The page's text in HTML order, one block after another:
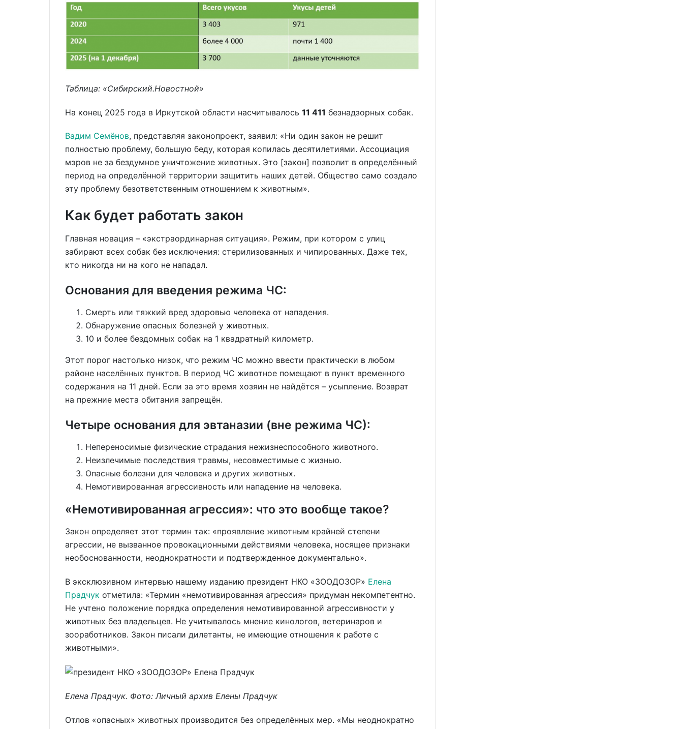
Таблица: «Сибирский.Новостной»
На конец 2025 года в Иркутской области насчитывалось 11 411 безнадзорных собак.
Вадим Семёнов, представляя законопроект, заявил: «Ни один закон не решит
полностью проблему, большую беду, которая копилась десятилетиями. Ассоциация
мэров не за бездумное уничтожение животных. Это [закон] позволит в определённый
период на определённой территории защитить наших детей. Общество само создало
эту проблему безответственным отношением к животным».
Как будет работать закон
Главная новация – «экстраординарная ситуация». Режим, при котором с улиц
забирают всех собак без исключения: стерилизованных и чипированных. Даже тех,
кто никогда ни на кого не нападал.
Основания для введения режима ЧС:
Смерть или тяжкий вред здоровью человека от нападения.
Обнаружение опасных болезней у животных.
10 и более бездомных собак на 1 квадратный километр.
Этот порог настолько низок, что режим ЧС можно ввести практически в любом
районе населённых пунктов. В период ЧС животное помещают в пункт временного
содержания на 11 дней. Если за это время хозяин не найдётся – усыпление. Возврат
на прежние места обитания запрещён.
Четыре основания для эвтаназии (вне режима ЧС):
Непереносимые физические страдания нежизнеспособного животного.
Неизлечимые последствия травмы, несовместимые с жизнью.
Опасные болезни для человека и других животных.
Немотивированная агрессивность или нападение на человека.
«Немотивированная агрессия»: что это вообще такое?
Закон определяет этот термин так: «проявление животным крайней степени
агрессии, не вызванное провокационными действиями человека, носящее признаки
необоснованности, неоднократности и подтвержденное документально».
В эксклюзивном интервью нашему изданию президент НКО «ЗООДОЗОР» Елена
Прадчук отметила: «Термин «немотивированная агрессия» придуман некомпетентно.
Не учтено положение порядка определения немотивированной агрессивности у
животных без владельцев. Не учитывалось мнение кинологов, ветеринаров и
зооработников. Закон писали дилетанты, не имеющие отношения к работе с
животными».
Елена Прадчук. Фото: Личный архив Елены Прадчук
Отлов «опасных» животных производится без определённых мер. «Мы неоднократно